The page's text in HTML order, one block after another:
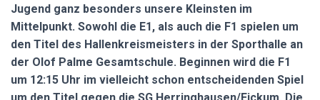
Jugend ganz besonders unsere Kleinsten im
Mittelpunkt. Sowohl die E1, als auch die F1 spielen um
den Titel des Hallenkreismeisters in der Sporthalle an
der Olof Palme Gesamtschule. Beginnen wird die F1
um 12:15 Uhr im vielleicht schon entscheidenden Spiel